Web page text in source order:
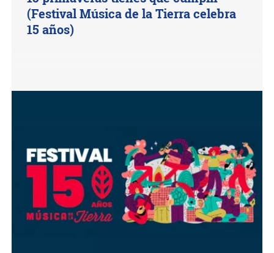
(Festival Música de la Tierra celebra
15 años)